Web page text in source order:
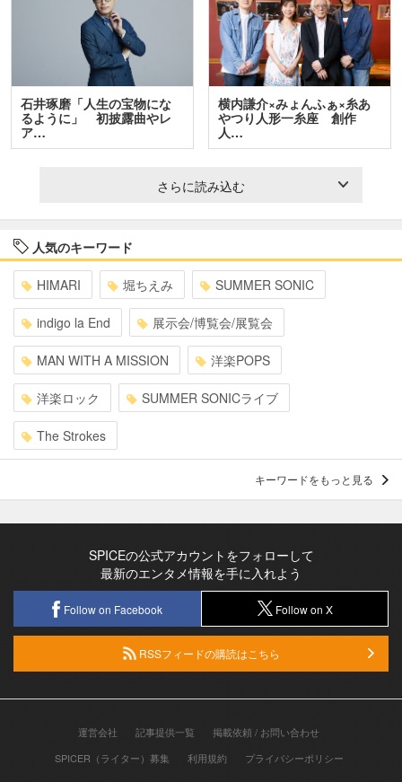
石井琢磨「人生の宝物にな
るように」 初披露曲やレ
ア…
横内謙介×みょんふぁ×糸あ
やつり人形一糸座 創作
人…
さらに読み込む
人気のキーワード
HIMARI 堀ちえみ SUMMER SONIC
indigo la End 展示会/博覧会/展覧会
MAN WITH A MISSION 洋楽POPS
洋楽ロック SUMMER SONICライブ
The Strokes
キーワードをもっと見る
SPICEの公式アカウントをフォローして
最新のエンタメ情報を手に入れよう
Follow on Facebook Follow on X
RSSフィードの購読はこちら
運営会社 記事提供一覧
掲載依頼 / お問い合わせ
SPICER（ライター）募集
利用規約 プライバシーポリシー